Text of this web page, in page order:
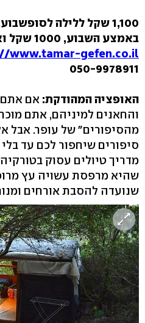
1,100 שקל ללילה לסופשבוע, מינימום 2 לילות
באמצע השבוע, 1000 שקל ואפשר לילה בודד
www.tamar-gefen.co.il
050-9978911
האופציה המהודקת: אם אתם
והחאנים למיניהם, אתם
מהסיפורים" של עופר. אבל
סיפורים שיחפור לכם עד
מדריך טיולים עסוק
שהיא מרפסת עשויה עץ
שנועדה להסבת אורחים